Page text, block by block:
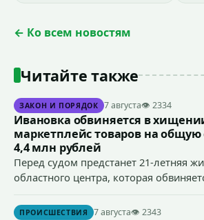
← Ко всем новостям
Читайте также
ЗАКОН И ПОРЯДОК 7 августа👁 2334
Ивановка обвиняется в
маркетплейс товаров на
4,4 млн рублей
Перед судом предстанет 21-летняя
областного центра, которая
сумму более 4,4 млн рублей через
ПРОИСШЕСТВИЯ 7 августа👁 2343